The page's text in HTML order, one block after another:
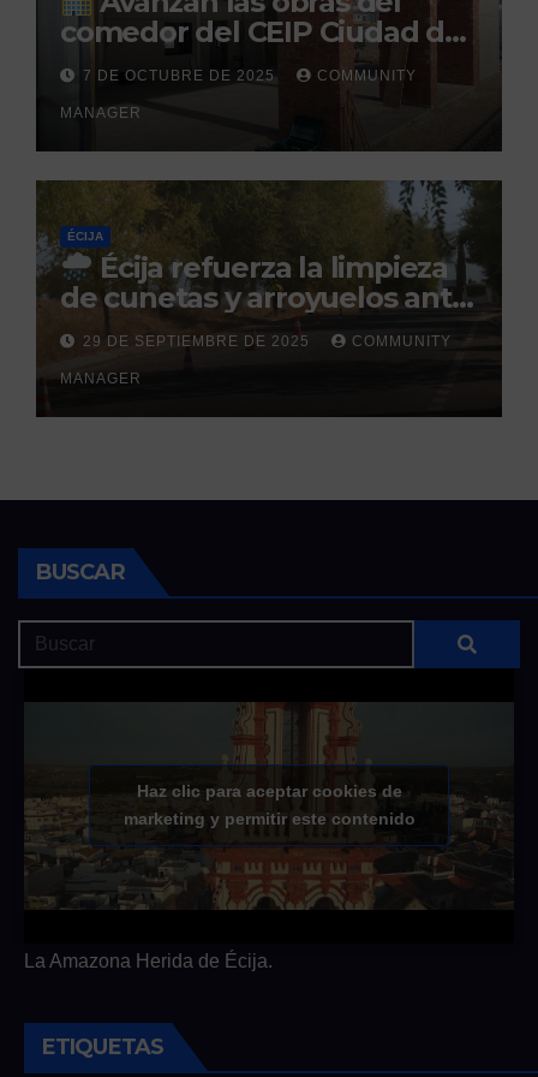
comedor del CEIP Ciudad del
Sol: su finalización está
prevista para finales de 2025
7 DE OCTUBRE DE 2025 COMMUNITY
MANAGER
ÉCIJA
Écija refuerza la limpieza
de cunetas y arroyuelos ante
la llegada de las lluvias
otoñales
29 DE SEPTIEMBRE DE 2025 COMMUNITY
MANAGER
BUSCAR
Haz clic para aceptar cookies de
marketing y permitir este contenido
La Amazona Herida de Écija.
ETIQUETAS